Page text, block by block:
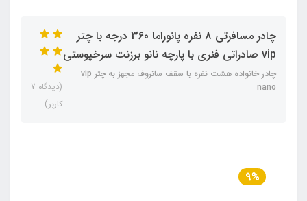
چادر مسافرتی 8 نفره پانوراما 360 درجه با چتر
vip صادراتی فنری با پارچه نانو برزنت سرخپوستی
چادر خانواده هشت نفره با سقف سانروف مجهز به چتر vip
nano
(دیدگاه 7
کاربر)
9%